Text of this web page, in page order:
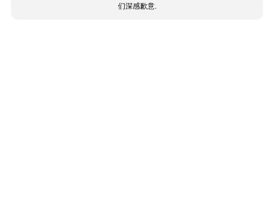
们深感歉意.